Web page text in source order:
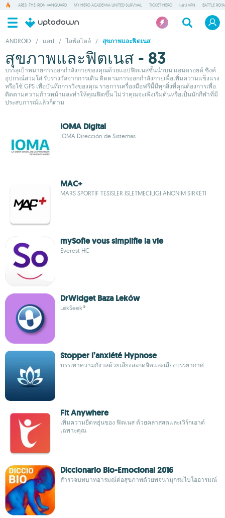
ARES: THE IRON VANGUARD MY HERO ACADEMIA UNITED SURVIVAL TICKET HERO แอป VPN BATTLE
ANDROID / แอป / ไลฟ์สไตล์ / สุขภาพและฟิตเนส
สุขภาพและฟิตเนส - 83
บรรลุเป้าหมายการออกกำลังกายของคุณด้วยแอปฟิตเนสชั้นนำบน แอนดรอยด์ ซิงค์
อุปกรณ์สวมใส่ รับรางวัลจากการเดิน ติดตามการออกกำลังกายเพื่อเพิ่มความแข็งแรง
หรือใช้ GPS เพื่อบันทึกการวิ่งของคุณ รายการเครื่องมือฟรีนี้มีทุกสิ่งที่คุณต้องการเพื่อ
ติดตามความก้าวหน้าและทำให้คุณฟิตขึ้น ไม่ว่าคุณจะเพิ่งเริ่มต้นหรือเป็นนักกีฬาที่มี
ประสบการณ์แล้วก็ตาม
IOMA Digital
IOMA Dirección de Sistemas
MAC+
MARS SPORTIF TESISLER ISLETMECILIGI ANONIM SIRKETI
mySofie vous simplifie la vie
Everest HC
DrWidget Baza Leków
LekSeek®
Stopper l’anxiété Hypnose
บรรเทาความกังวลด้วยเสียงสะกดจิตและเสียงบรรยากาศ
Fit Anywhere
เพิ่มความยืดหยุ่นของ ฟิตเนส ด้วยคลาสสดและเวิร์กเอาต์
เฉพาะคุณ
Diccionario Bio-Emocional 2016
สำรวจบทบาทอารมณ์ต่อสุขภาพด้วยพจนานุกรมไบโออารมณ์